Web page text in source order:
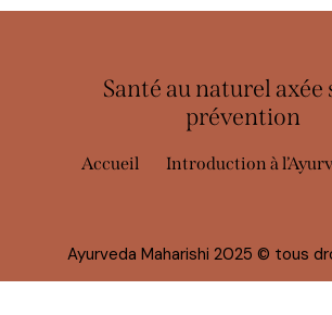
Santé au naturel axée
prévention
Accueil Introduction à
Ayurveda Maharishi 2025 © tous